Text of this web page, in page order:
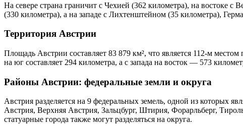
На севере страна граничит с Чехией (362 километра), на востоке
(330 километра), а на западе с Лихтенштейном (35 километра),
Территория Австрии
Площадь Австрии составляет 83 879 км², что является 112-м
на юг составляет 294 километра, а с запада на восток — 573
Районы Австрии: федеральные земли и округа
Австрия разделяется на 9 федеральных земель, одной из которых
Австрия, Верхняя Австрия, Зальцбург, Штирия, Форарльберг,
статуарные города также могут разделяться на округа.